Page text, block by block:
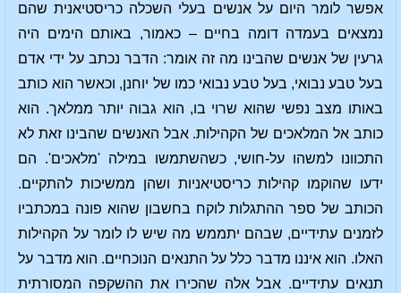
אפשר לומר היום על אנשים בעלי השכלה כריסטיאנית שהם
נמצאים בעמדה דומה בחיים – כאמור, באותם הימים היה
גרעין של אנשים שהבינו מה זה אומר: הדבר נכתב על ידי אדם
בעל טבע נבואי, בעל טבע נבואי כמו של יוחנן, וכאשר הוא כותב
באותו מצב נפשי שהוא שרוי בו, הוא גבוה יותר ממלאך. הוא
כותב אל המלאכים של הקהילות. אבל האנשים שהבינו זאת לא
התכוונו למשהו על-חושי, כשהשתמשו במילה 'מלאכים'. הם
ידעו שהוקמו קהילות כריסטיאניות ושהן ממשיכות להתקיים.
הכותב של ספר ההתגלות לוקח בחשבון שהוא פונה במכתביו
לזמנים עתידיים, שבהם יתממש מה שיש לו לומר על הקהילות
האלו. הוא איננו מדבר כלל על התנאים הנוכחיים. הוא מדבר על
תנאים עתידיים. אבל אלה שהכירו את ההשקפה המסורתית